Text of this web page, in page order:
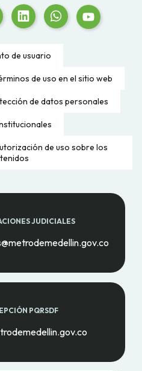
de usuario
de uso en el sitio web
de datos personales
de uso sobre los
JUDICIALES
PQRSDF